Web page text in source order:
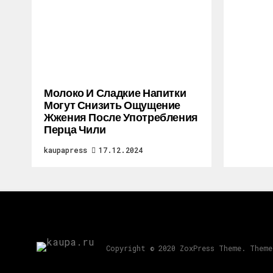
Молоко И Сладкие Напитки
Могут Снизить Ощущение
Жжения После Употребления
Перца Чили
kaupapress 17.12.2024
Copyright © 2020 ZoxPress Theme.